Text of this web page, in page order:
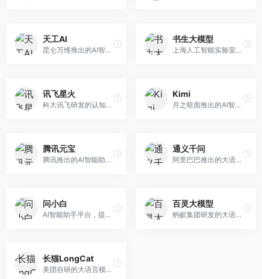
天工AI
昆仑万维推出的AI智能助手，集成搜索、对话、创作等多种能力。面向普通用户和内容创作者，支持联网搜索、文本生成、图像理解等功能，响应速度快，免费使用。
书生大模型
上海人工智能实验室研发的开源大模型系列，支持多尺度和多模态。面向研究机构和开发者，开源生态完善，学术研究背景深厚，适合科研和定制开发。
讯飞星火
科大讯飞研发的认知智能大模型，深度融合语音识别和自然语言处理技术。面向企业用户和教育领域，提供语音交互、文档处理、代码生成等服务，中文语音识别准确率高。
Kimi
月之暗面推出的AI智能助手，核心优势在于超长文本处理能力，支持20万字以上文档分析。面向学术研究者、职场人士和内容创作者，提供文档解读、PPT生成、联网搜索等综合服务。
腾讯元宝
腾讯推出的AI智能助手，整合微信生态和腾讯云服务。面向普通用户和企业客户，支持文档解析、图像理解、联网搜索等功能，与腾讯产品无缝衔接，办公协作便捷。
通义千问
阿里巴巴推出的大语言模型平台，提供对话问答、文档处理、图像理解、代码编写等全方位AI服务。面向企业用户和个人开发者，集成阿里云生态，支持多模态交互，企业级安全保障。
问小白
AI智能助手平台，提供知识问答、文本创作、文档处理等服务。面向普通用户和职场人士，操作简便，响应速度快，支持多场景应用。
百灵大模型
蚂蚁集团研发的大语言模型平台，专注于金融科技和企业服务。面向金融机构和企业客户，提供智能客服、风险分析、文档处理等服务，金融场景理解深入。
长猫LongCat
美团自研的大语言模型对话平台，专注于本地生活服务场景。面向美团生态用户，提供智能推荐、服务问答等功能，本地生活知识覆盖全面。